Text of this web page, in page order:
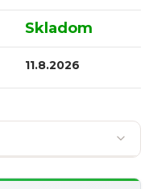
Skladom
11.8.2026